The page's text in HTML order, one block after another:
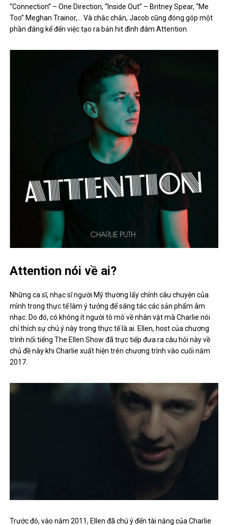
“Connection” – One Direction, “Inside Out” – Britney Spear, “Me
Too” Meghan Trainor,… Và chắc chắn, Jacob cũng đóng góp một
phần đáng kể đến việc tạo ra bản hit đình đám Attention.
Attention nói về ai?
Những ca sĩ, nhạc sĩ người Mỹ thường lấy chính câu chuyện của
mình trong thực tế làm ý tưởng để sáng tác các sản phẩm âm
nhạc. Do đó, có không ít người tò mò về nhân vật mà Charlie nói
chỉ thích sự chú ý này trong thực tế là ai. Ellen, host của chương
trình nổi tiếng The Ellen Show đã trực tiếp đưa ra câu hỏi này về
chủ đề này khi Charlie xuất hiện trên chương trình vào cuối năm
2017.
Trước đó, vào năm 2011, Ellen đã chú ý đến tài năng của Charlie